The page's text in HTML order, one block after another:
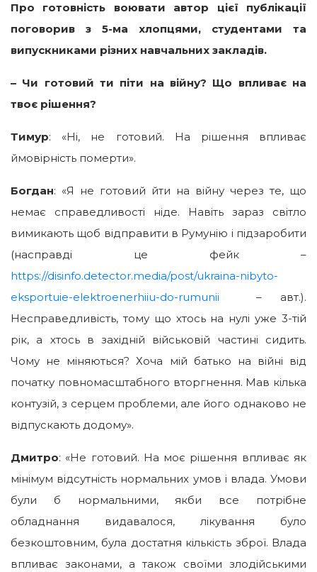
Про готовність воювати автор цієї публікації
поговорив з 5-ма хлопцями, студентами та
випускниками різних навчальних закладів.
– Чи готовий ти піти на війну? Що впливає на
твоє рішення?
Тимур: «Ні, не готовий. На рішення впливає
ймовірність померти».
Богдан: «Я не готовий йти на війну через те, що
немає справедливості ніде. Навіть зараз світло
вимикають щоб відправити в Румунію і підзаробити
(насправді це фейк –
https://disinfo.detector.media/post/ukraina-nibyto-
eksportuie-elektroenerhiiu-do-rumunii – авт.).
Несправедливість, тому що хтось на нулі уже 3-тій
рік, а хтось в західній військовій частині сидить.
Чому не міняються? Хоча мій батько на війні від
початку повномасштабного вторгнення. Мав кілька
контузій, з серцем проблеми, але його однаково не
відпускають додому».
Дмитро: «Не готовий. На моє рішення впливає як
мінімум відсутність нормальних умов і влада. Умови
були б нормальними, якби все потрібне
обладнання видавалося, лікування було
безкоштовним, була достатня кількість зброї. Влада
впливає законами, а також своїми злодійськими